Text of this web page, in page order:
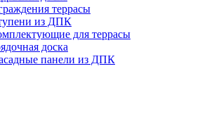
террасы
из ДПК
для террасы
доска
панели из ДПК